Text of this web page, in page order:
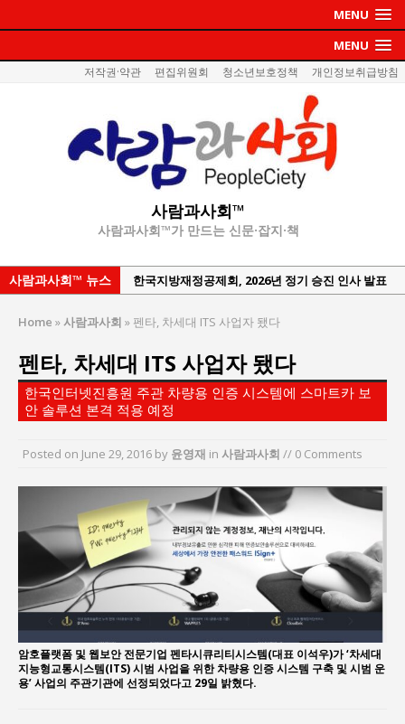
MENU
MENU
저작권·약관 편집위원회 청소년보호정책 개인정보취급방침
사람과사회™
사람과사회™가 만드는 신문·잡지·책
사람과사회™ 뉴스
한국지방재정공제회, 2026년 정기 승진 인사 발표
세미나 개최
서효석 충청향우회중앙회 총재 취임 논란 확산
지방의회 공약은 ‘빛 좋은 개살구’인가?
“7월 1일 의장 선출은 ‘위법’이다”
현”
김종대, “현대전, 강한 군대도 약해질 수 있다”
이홍원 작가, 생활문화상품 4종 판매
통일 지향 2국가론: 한반도 평화의 새로운 길
강산건설 박재윤 강제추행 사건, 무엇이 문제인가?
Home »사람과사회 » 펜타, 차세대 ITS 사업자 됐다
펜타, 차세대 ITS 사업자 됐다
한국인터넷진흥원 주관 차량용 인증 시스템에 스마트카 보
안 솔루션 본격 적용 예정
Posted on June 29, 2016 by 윤영재 in 사람과사회 // 0 Comments
암호플랫폼 및 웹보안 전문기업 펜타시큐리티시스템(대표 이석우)가 ‘차세대
지능형교통시스템(ITS) 시범 사업을 위한 차량용 인증 시스템 구축 및 시범 운
용’ 사업의 주관기관에 선정되었다고 29일 밝혔다.